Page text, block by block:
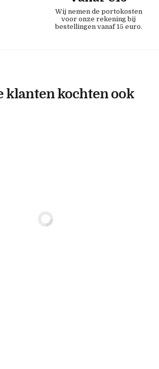
Wij nemen de portokosten
voor onze rekening bij
bestellingen vanaf 15 euro.
klanten kochten ook